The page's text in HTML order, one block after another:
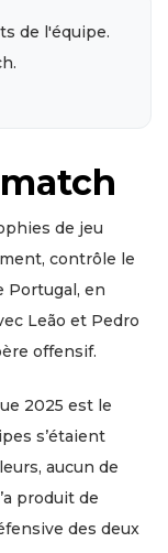
de l'équipe.
de jeu
contrôle le
Portugal, en
Leão et Pedro
offensif.
2025 est le
s’étaient
aucun de
produit de
des deux